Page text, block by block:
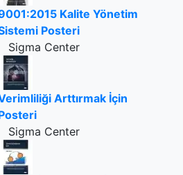
Kalite Yönetim
Posteri
Sigma Center
Arttırmak İçin
Sigma Center